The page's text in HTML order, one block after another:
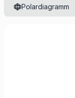
Polardiagramm